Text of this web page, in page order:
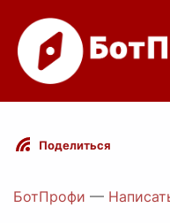
Режимы бота
Цены
Поделиться
БотПрофи —